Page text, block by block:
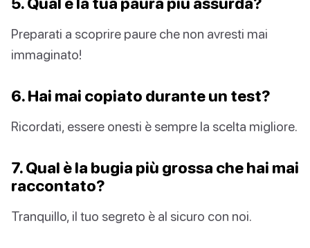
Preparati a scoprire paure che non avresti mai
immaginato!
6. Hai mai copiato durante un test?
Ricordati, essere onesti è sempre la scelta migliore.
7. Qual è la bugia più grossa che hai mai
raccontato?
Tranquillo, il tuo segreto è al sicuro con noi.